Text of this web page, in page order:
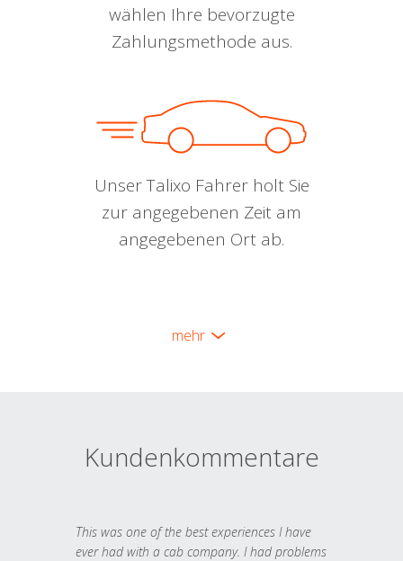
wählen Ihre bevorzugte
Zahlungsmethode aus.
Unser Talixo Fahrer holt Sie
zur angegebenen Zeit am
angegebenen Ort ab.
mehr
Kundenkommentare
This was one of the best experiences I have
ever had with a cab company. I had problems